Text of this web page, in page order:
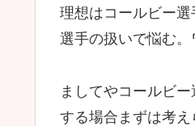
理想はコールビー
選手の扱いで悩む。
ましてやコールビ
する場合まずは考